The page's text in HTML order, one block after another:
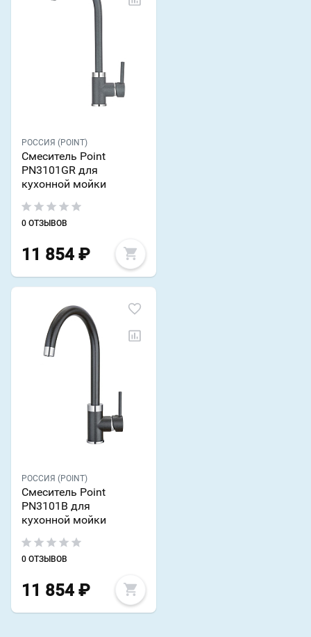
РОССИЯ (POINT)
Смеситель Point
PN3101GR для
кухонной мойки
0 ОТЗЫВОВ
11 854 ₽
РОССИЯ (POINT)
Смеситель Point
PN3101B для
кухонной мойки
0 ОТЗЫВОВ
11 854 ₽